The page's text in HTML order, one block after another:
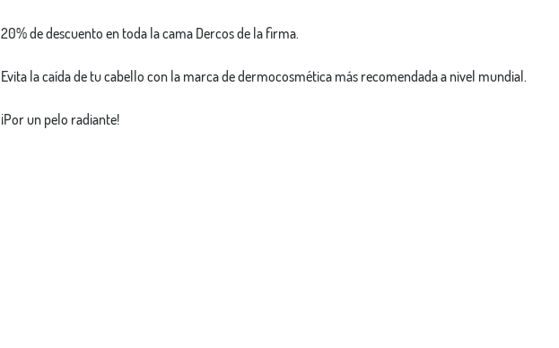
20% de descuento en toda la cama Dercos de la firma.
Evita la caída de tu cabello con la marca de dermocosmética más recomendada a nivel mundial.
¡Por un pelo radiante!